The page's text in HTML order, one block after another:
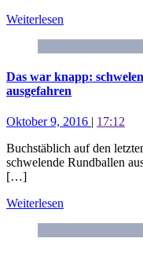
Weiterlesen
Das war knapp:
ausgefahren
Oktober 9, 2016 | 17:12
Buchstäblich auf den
schwelende Rundballen
[…]
Weiterlesen